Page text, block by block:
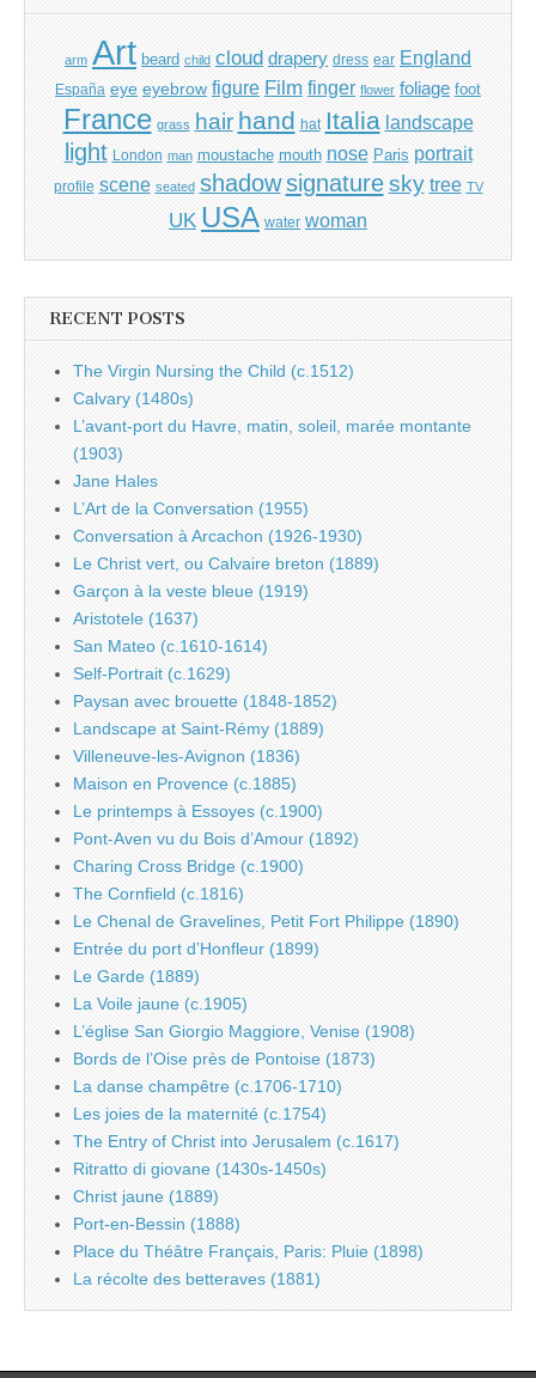
arm Art beard child cloud drapery dress ear England
España eye eyebrow figure Film finger flower foliage foot
France grass hair hand hat Italia landscape
light London man moustache mouth nose Paris portrait
profile scene seated shadow signature sky tree TV
UK USA water woman
RECENT POSTS
The Virgin Nursing the Child (c.1512)
Calvary (1480s)
L’avant-port du Havre, matin, soleil, marée montante
(1903)
Jane Hales
L’Art de la Conversation (1955)
Conversation à Arcachon (1926-1930)
Le Christ vert, ou Calvaire breton (1889)
Garçon à la veste bleue (1919)
Aristotele (1637)
San Mateo (c.1610-1614)
Self-Portrait (c.1629)
Paysan avec brouette (1848-1852)
Landscape at Saint-Rémy (1889)
Villeneuve-les-Avignon (1836)
Maison en Provence (c.1885)
Le printemps à Essoyes (c.1900)
Pont-Aven vu du Bois d’Amour (1892)
Charing Cross Bridge (c.1900)
The Cornfield (c.1816)
Le Chenal de Gravelines, Petit Fort Philippe (1890)
Entrée du port d’Honfleur (1899)
Le Garde (1889)
La Voile jaune (c.1905)
L’église San Giorgio Maggiore, Venise (1908)
Bords de l’Oise près de Pontoise (1873)
La danse champêtre (c.1706-1710)
Les joies de la maternité (c.1754)
The Entry of Christ into Jerusalem (c.1617)
Ritratto di giovane (1430s-1450s)
Christ jaune (1889)
Port-en-Bessin (1888)
Place du Théâtre Français, Paris: Pluie (1898)
La récolte des betteraves (1881)